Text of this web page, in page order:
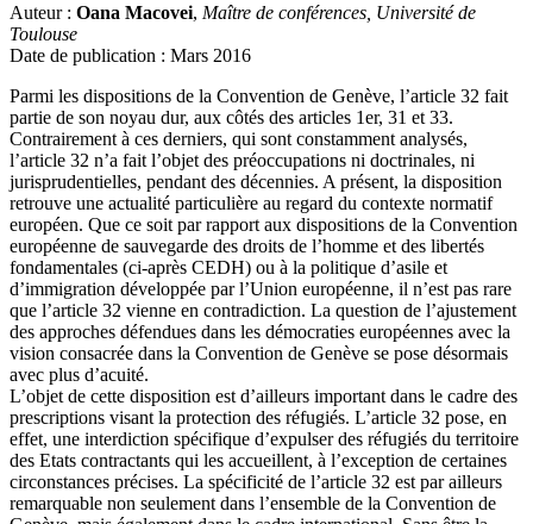
Auteur : Oana Macovei, Maître de conférences, Université de
Toulouse
Date de publication : Mars 2016
Parmi les dispositions de la Convention de Genève, l’article 32 fait
partie de son noyau dur, aux côtés des articles 1er, 31 et 33.
Contrairement à ces derniers, qui sont constamment analysés,
l’article 32 n’a fait l’objet des préoccupations ni doctrinales, ni
jurisprudentielles, pendant des décennies. A présent, la disposition
retrouve une actualité particulière au regard du contexte normatif
européen. Que ce soit par rapport aux dispositions de la Convention
européenne de sauvegarde des droits de l’homme et des libertés
fondamentales (ci-après CEDH) ou à la politique d’asile et
d’immigration développée par l’Union européenne, il n’est pas rare
que l’article 32 vienne en contradiction. La question de l’ajustement
des approches défendues dans les démocraties européennes avec la
vision consacrée dans la Convention de Genève se pose désormais
avec plus d’acuité.
L’objet de cette disposition est d’ailleurs important dans le cadre des
prescriptions visant la protection des réfugiés. L’article 32 pose, en
effet, une interdiction spécifique d’expulser des réfugiés du territoire
des Etats contractants qui les accueillent, à l’exception de certaines
circonstances précises. La spécificité de l’article 32 est par ailleurs
remarquable non seulement dans l’ensemble de la Convention de